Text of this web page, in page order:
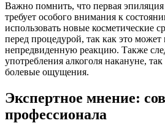
Важно помнить, что первая
требует особого внимания к
использовать новые косметические
перед процедурой, так как это может
непредвиденную реакцию. Также
употребления алкоголя накануне,
болевые ощущения.
Экспертное мнение:
профессионала